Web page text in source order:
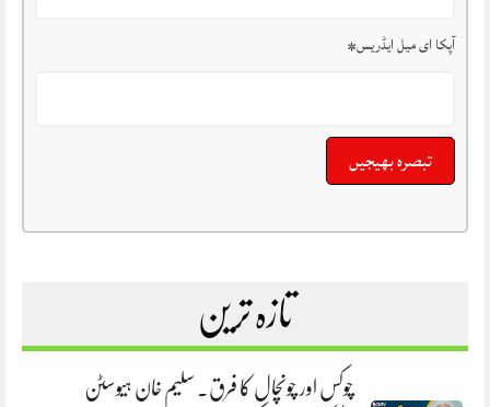
آپکا ای میل ایڈریس*
تازہ ترین
چوکس اور چونچال کا فرق. سلیم خان ہیوسٹن